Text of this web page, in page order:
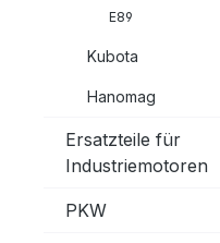
E89
Kubota
Hanomag
Ersatzteile für
Industriemotoren
PKW